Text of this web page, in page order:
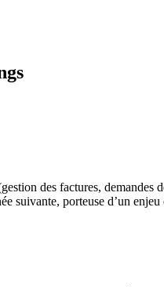
des factures,
suivante, porteuse d’un